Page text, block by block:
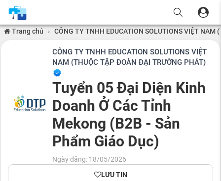
Trang chủ › CÔNG TY TNHH EDUCATION SOLUTIONS VIỆT
CÔNG TY TNHH EDUCATION SOLUTIONS VIỆT
NAM (THUỘC TẬP ĐOÀN ĐẠI TRƯỜNG PHÁT)
Tuyển 05 Đại Diện Kinh
Doanh Ở Các Tỉnh
Mekong (B2B - Sản
Phẩm Giáo Dục)
Ngày đăng: 18/05/2026
LƯU TIN